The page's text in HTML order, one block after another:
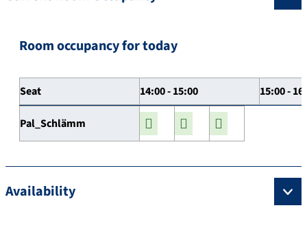
Room occupancy for today
Seat 14:00 - 15:00 15:00 -
Pal_Schlämm
Availability